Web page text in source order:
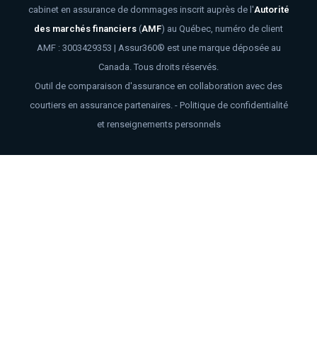
cabinet en assurance de dommages inscrit auprès de l'Autorité
des marchés financiers (AMF) au Québec, numéro de client
AMF : 3003429353 | Assur360® est une marque déposée au
Canada. Tous droits réservés.
Outil de comparaison d'assurance en collaboration avec des
courtiers en assurance partenaires. - Politique de confidentialité
et renseignements personnels